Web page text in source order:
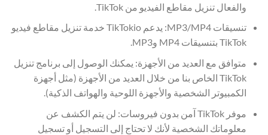
والفعال تنزيل مقاطع الفيديو من TikTok.
تنسيقات MP3/MP4: يدعم TikTokio خدمة تنزيل مقاطع فيديو
TikTok بتنسيقات MP4 وMP3.
متوافق مع العديد من الأجهزة: يمكنك الوصول إلى برنامج تنزيل
TikTok الخاص بنا من خلال العديد من الأجهزة (مثل أجهزة
الكمبيوتر الشخصية والأجهزة اللوحية والهواتف الذكية).
موفر TikTok آمن بدون فيروسات: لن يتم الكشف عن
معلوماتك الشخصية لأنك لا تحتاج إلى التسجيل أو تسجيل